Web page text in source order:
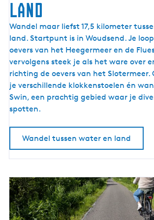
land
W
a
n
d
e
l
e
n
n
w
a
t
Wandel maar liefst 17,5 kilometer
land. Startpunt is in Woudsend. Je
oevers van het Heegermeer en de
vervolgens steek je als het ware over
richting de oevers van het Slotermeer.
je verschillende klokkenstoelen én
Swin, een prachtig gebied waar je
spotten.
Wandel tussen water en land